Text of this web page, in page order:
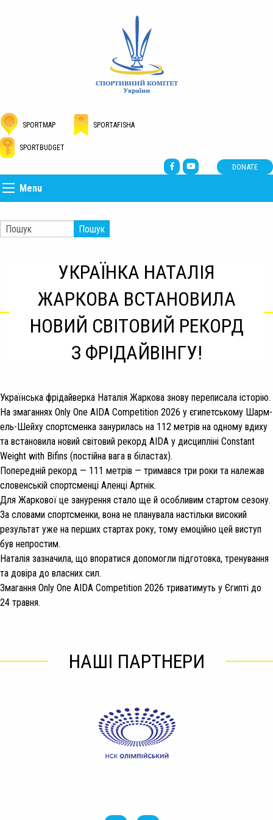
SPORTMAP SPORTAFISHA
SPORTBUDGET
DONATE
Menu
Пошук
УКРАЇНКА НАТАЛІЯ
ЖАРКОВА ВСТАНОВИЛА
НОВИЙ СВІТОВИЙ РЕКОРД
З ФРІДАЙВІНГУ!
Українська фрідайверка Наталія Жаркова знову переписала історію.
На змаганнях Only One AIDA Competition 2026 у єгипетському Шарм-
ель-Шейху спортсменка занурилась на 112 метрів на одному вдиху
та встановила новий світовий рекорд AIDA у дисципліні Constant
Weight with Bifins (постійна вага в біластах).
Попередній рекорд — 111 метрів — тримався три роки та належав
словенській спортсменці Аленці Артнік.
Для Жаркової це занурення стало ще й особливим стартом сезону.
За словами спортсменки, вона не планувала настільки високий
результат уже на перших стартах року, тому емоційно цей виступ
був непростим.
Наталія зазначила, що впоратися допомогли підготовка, тренування
та довіра до власних сил.
Змагання Only One AIDA Competition 2026 триватимуть у Єгипті до
24 травня.
НАШІ ПАРТНЕРИ